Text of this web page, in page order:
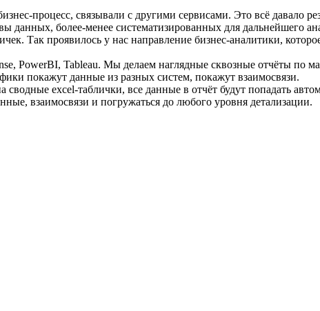
процесс, связывали с другими сервисами. Это всё давало
данных, более-менее систематизированных для дальнейшего
Так проявилось у нас направление бизнес-аналитики,
PowerBI, Tableau. Мы делаем наглядные сквозные отчёты по
покажут данные из разных систем, покажут взаимосвязи.
excel-таблички, все данные в отчёт будут попадать
взаимосвязи и погружаться до любого уровня детализации.